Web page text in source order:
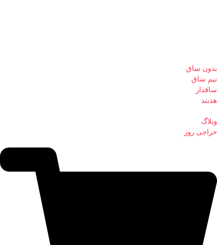
بدون ساق
نیم ساق
ساقدار
هدبند
وبلاگ
حراجی روز